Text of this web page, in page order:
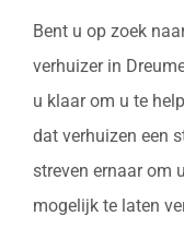
Bent u op zoek
verhuizer in
u klaar om u te
dat verhuizen een
streven ernaar om
mogelijk te laten